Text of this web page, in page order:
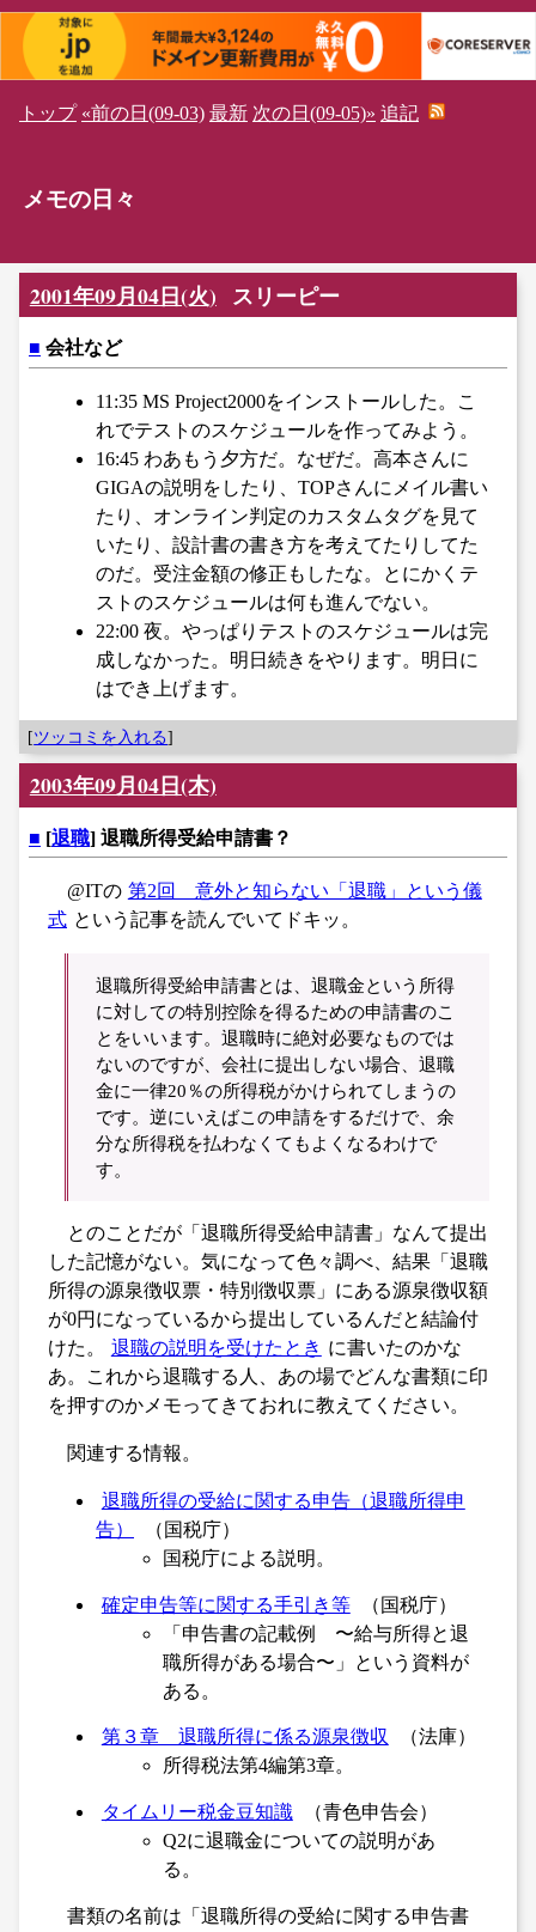
トップ «前の日(09-03) 最新 次の日(09-05)» 追記
メモの日々
2001年09月04日(火) スリーピー
■ 会社など
11:35 MS Project2000をインストールした。こ
れでテストのスケジュールを作ってみよう。
16:45 わあもう夕方だ。なぜだ。高本さんに
GIGAの説明をしたり、TOPさんにメイル書い
たり、オンライン判定のカスタムタグを見て
いたり、設計書の書き方を考えてたりしてた
のだ。受注金額の修正もしたな。とにかくテ
ストのスケジュールは何も進んでない。
22:00 夜。やっぱりテストのスケジュールは完
成しなかった。明日続きをやります。明日に
はでき上げます。
[ツッコミを入れる]
2003年09月04日(木)
■ [退職] 退職所得受給申請書？
@ITの 第2回 意外と知らない「退職」という儀
式 という記事を読んでいてドキッ。
退職所得受給申請書とは、退職金という所得
に対しての特別控除を得るための申請書のこ
とをいいます。退職時に絶対必要なものでは
ないのですが、会社に提出しない場合、退職
金に一律20％の所得税がかけられてしまうの
です。逆にいえばこの申請をするだけで、余
分な所得税を払わなくてもよくなるわけで
す。
とのことだが「退職所得受給申請書」なんて提出
した記憶がない。気になって色々調べ、結果「退職
所得の源泉徴収票・特別徴収票」にある源泉徴収額
が0円になっているから提出しているんだと結論付
けた。
退職の説明を受けたとき に書いたのかな
あ。これから退職する人、あの場でどんな書類に印
を押すのかメモってきておれに教えてください。
関連する情報。
退職所得の受給に関する申告（退職所得申
告）
（国税庁）
国税庁による説明。
確定申告等に関する手引き等
（国税庁）
「申告書の記載例 〜給与所得と退
職所得がある場合〜」という資料が
ある。
第３章 退職所得に係る源泉徴収
（法庫）
所得税法第4編第3章。
タイムリー税金豆知識
（青色申告会）
Q2に退職金についての説明があ
る。
書類の名前は「退職所得の受給に関する申告書